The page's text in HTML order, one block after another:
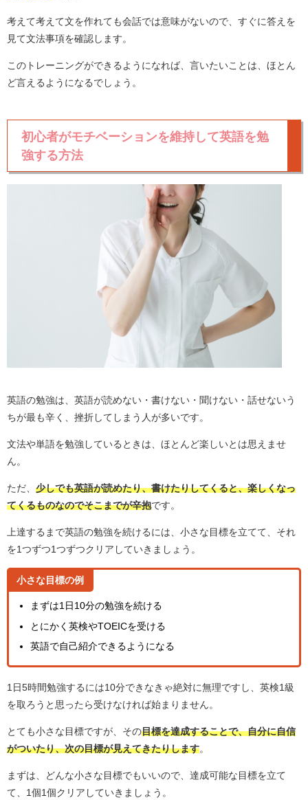
考えて考えて文を作れても会話では意味がないので、すぐに答えを
見て文法事項を確認します。
このトレーニングができるようになれば、言いたいことは、ほとん
ど言えるようになるでしょう。
初心者がモチベーションを維持して英語を勉
強する方法
英語の勉強は、英語が読めない・書けない・聞けない・話せないう
ちが最も辛く、挫折してしまう人が多いです。
文法や単語を勉強しているときは、ほとんど楽しいとは思えませ
ん。
ただ、 少しでも英語が読めたり、書けたりしてくると、楽しくなっ
てくるものなのでそこまでが辛抱です。
上達するまで英語の勉強を続けるには、小さな目標を立てて、それ
を1つずつ1つずつクリアしていきましょう。
小さな目標の例
まずは1日10分の勉強を続ける
とにかく英検やTOEICを受ける
英語で自己紹介できるようになる
1日5時間勉強するには10分できなきゃ絶対に無理ですし、英検1級
を取ろうと思ったら受けなければ始まりません。
とても小さな目標ですが、その目標を達成することで、自分に自信
がついたり、次の目標が見えてきたりします
まずは、どんな小さな目標でもいいので、達成可能な目標を立て
て、1個1個クリアしていきましょう。